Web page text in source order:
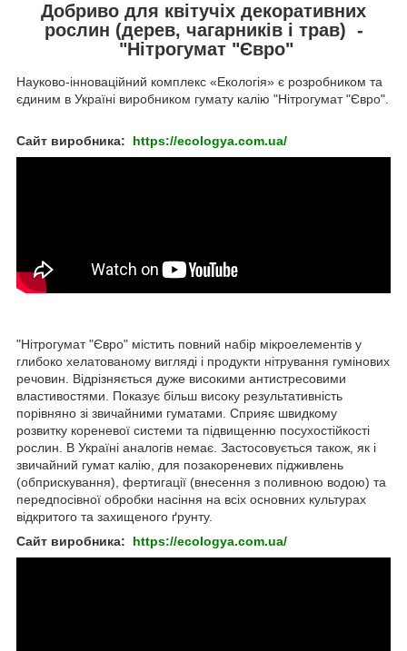
Добриво для квітучіх декоративних
рослин (дерев, чагарників і трав) -
"Нітрогумат "Євро"
Науково-інноваційний комплекс «Екологія» є розробником та
єдиним в Україні виробником гумату калію "Нітрогумат "Євро".
Сайт виробника: https://ecologya.com.ua/
"Нітрогумат "Євро" містить повний набір мікроелементів у
глибоко хелатованому вигляді і продукти нітрування гумінових
речовин. Відрізняється дуже високими антистресовими
властивостями. Показує більш високу результативність
порівняно зі звичайними гуматами. Сприяє швидкому
розвитку кореневої системи та підвищенню посухостійкості
рослин. В Україні аналогів немає. Застосовується також, як і
звичайний гумат калію, для позакореневих підживлень
(обприскування), фертигації (внесення з поливною водою) та
передпосівної обробки насіння на всіх основних культурах
відкритого та захищеного ґрунту.
Сайт виробника: https://ecologya.com.ua/